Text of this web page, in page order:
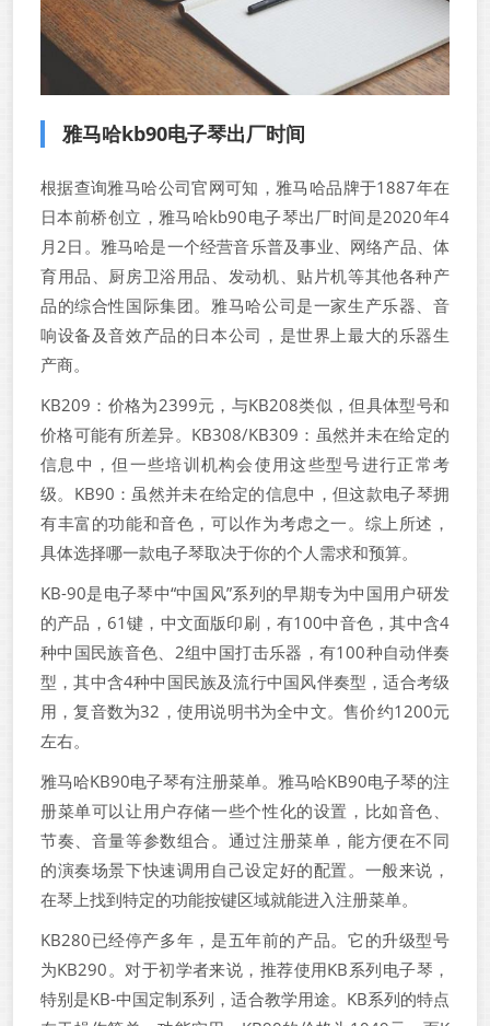
雅马哈kb90电子琴出厂时间
根据查询雅马哈公司官网可知，雅马哈品牌于1887年在
日本前桥创立，雅马哈kb90电子琴出厂时间是2020年4
月2日。雅马哈是一个经营音乐普及事业、网络产品、体
育用品、厨房卫浴用品、发动机、贴片机等其他各种产
品的综合性国际集团。雅马哈公司是一家生产乐器、音
响设备及音效产品的日本公司，是世界上最大的乐器生
产商。
KB209：价格为2399元，与KB208类似，但具体型号和
价格可能有所差异。KB308/KB309：虽然并未在给定的
信息中，但一些培训机构会使用这些型号进行正常考
级。KB90：虽然并未在给定的信息中，但这款电子琴拥
有丰富的功能和音色，可以作为考虑之一。综上所述，
具体选择哪一款电子琴取决于你的个人需求和预算。
KB-90是电子琴中“中国风”系列的早期专为中国用户研发
的产品，61键，中文面版印刷，有100中音色，其中含4
种中国民族音色、2组中国打击乐器，有100种自动伴奏
型，其中含4种中国民族及流行中国风伴奏型，适合考级
用，复音数为32，使用说明书为全中文。售价约1200元
左右。
雅马哈KB90电子琴有注册菜单。雅马哈KB90电子琴的注
册菜单可以让用户存储一些个性化的设置，比如音色、
节奏、音量等参数组合。通过注册菜单，能方便在不同
的演奏场景下快速调用自己设定好的配置。一般来说，
在琴上找到特定的功能按键区域就能进入注册菜单。
KB280已经停产多年，是五年前的产品。它的升级型号
为KB290。对于初学者来说，推荐使用KB系列电子琴，
特别是KB-中国定制系列，适合教学用途。KB系列的特点